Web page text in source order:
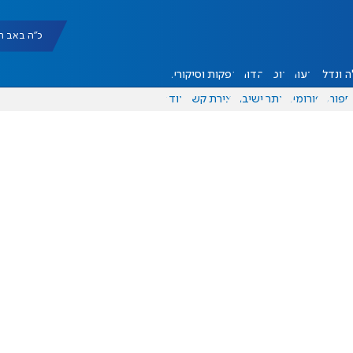
כ"ה באב תשפ"ו
ונדל"ן דעות אוכל יהדות הפקות וסיקורים
ספורט פורומים אתר ישיבה יצירת קשר עוד